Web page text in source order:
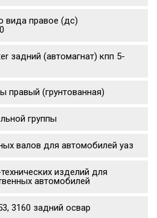
вида правое (дс)
задний (автомагнат) кпп 5-
правый (грунтованная)
группы
валов для автомобилей уаз
изделий для
автомобилей
3160 задний освар